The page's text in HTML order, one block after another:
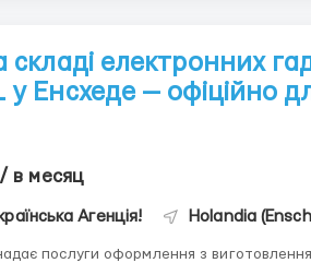
складі електронних
у Енсхеде — офіційно
в месяц
Агенція! Holandia
послуги оформлення з